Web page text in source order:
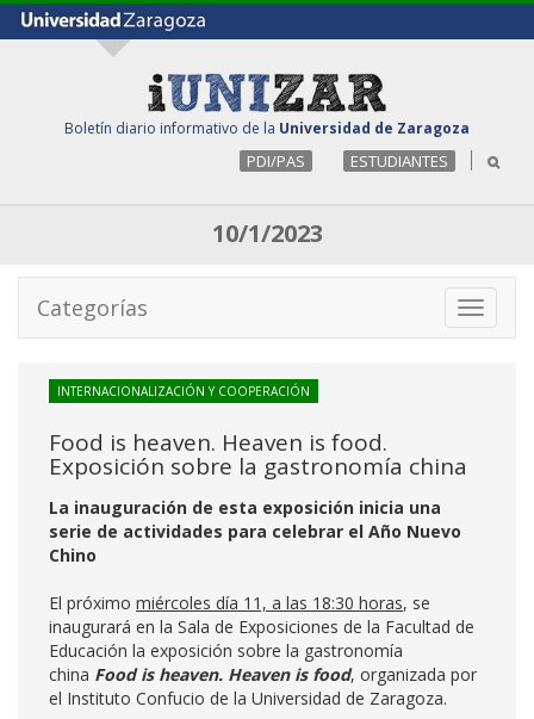
Boletín diario informativo de la Universidad de Zaragoza
PDI/PAS ESTUDIANTES
10/1/2023
Toggle
Categorías
INTERNACIONALIZACIÓN Y COOPERACIÓN
Food is heaven. Heaven is food.
Exposición sobre la gastronomía china
La inauguración de esta exposición inicia una
serie de actividades para celebrar el Año Nuevo
Chino
El próximo miércoles día 11, a las 18:30 horas, se
inaugurará en la Sala de Exposiciones de la Facultad de
Educación la exposición sobre la gastronomía
china Food is heaven. Heaven is food, organizada por
el Instituto Confucio de la Universidad de Zaragoza.